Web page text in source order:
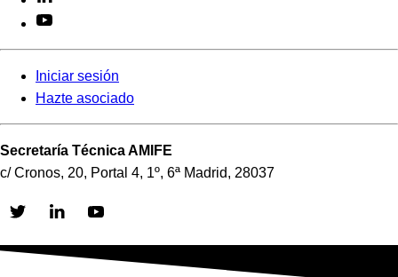
Iniciar sesión
Hazte asociado
Secretaría Técnica AMIFE
c/ Cronos, 20, Portal 4, 1º, 6ª Madrid, 28037
Skip